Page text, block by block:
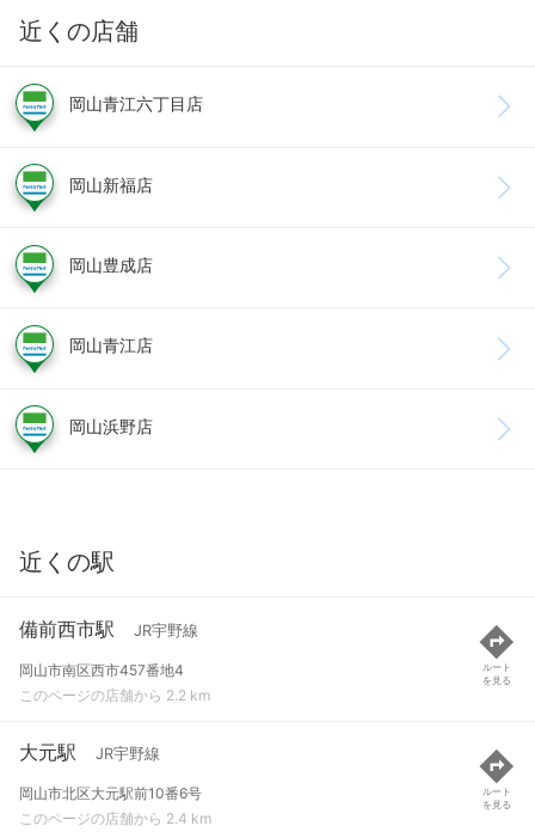
近くの店舗
岡山青江六丁目店
岡山新福店
岡山豊成店
岡山青江店
岡山浜野店
近くの駅
備前西市駅 JR宇野線
岡山市南区西市457番地4
このページの店舗から 2.2 km
ルート
を見る
大元駅 JR宇野線
岡山市北区大元駅前10番6号
このページの店舗から 2.4 km
ルート
を見る